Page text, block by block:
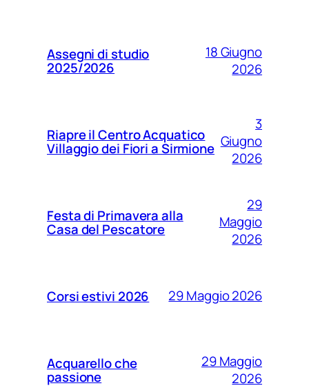
Assegni di studio
2025/2026
18 Giugno
2026
Riapre il Centro Acquatico
Villaggio dei Fiori a Sirmione
3
Giugno
2026
Festa di Primavera alla
Casa del Pescatore
29
Maggio
2026
Corsi estivi 2026 29 Maggio 2026
Acquarello che
passione
29 Maggio
2026